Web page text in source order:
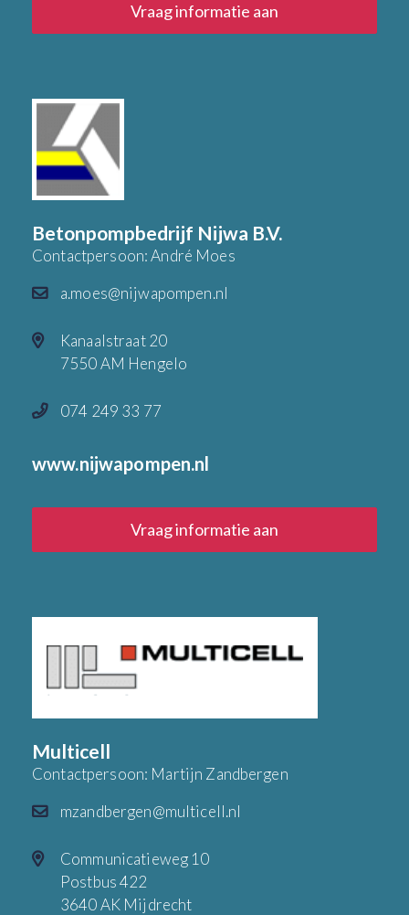
Vraag informatie aan
Betonpompbedrijf Nijwa B.V.
Contactpersoon: André Moes
a.moes@nijwapompen.nl
Kanaalstraat 20
7550 AM Hengelo
074 249 33 77
www.nijwapompen.nl
Vraag informatie aan
Multicell
Contactpersoon: Martijn Zandbergen
mzandbergen@multicell.nl
Communicatieweg 10
Postbus 422
3640 AK Mijdrecht